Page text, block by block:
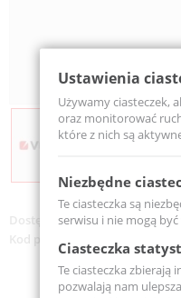
Dostępność:Na zamówienie
Kod produktu:
Anod_MS-MD
Ustawienia
Używamy ciasteczek,
oraz monitorować
które z nich są
Niezbędne
Te ciasteczka są
serwisu i nie mogą być
Ciasteczka
Te ciasteczka zbierają
pozwalają nam